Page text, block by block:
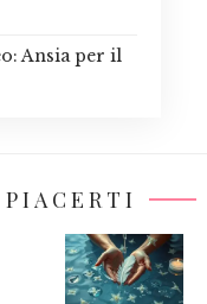
Ansia per il